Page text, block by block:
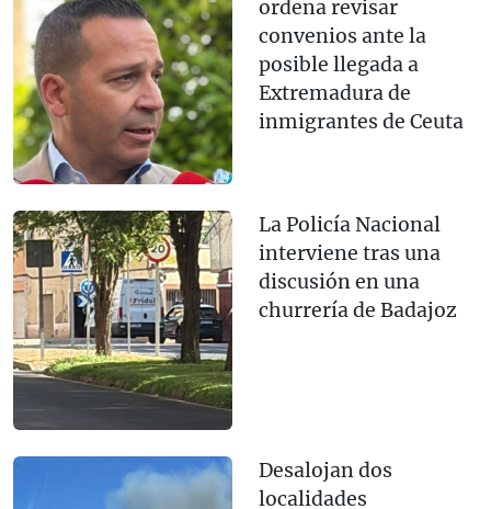
ordena revisar
convenios ante la
posible llegada a
Extremadura de
inmigrantes de Ceuta
La Policía Nacional
interviene tras una
discusión en una
churrería de Badajoz
Desalojan dos
localidades